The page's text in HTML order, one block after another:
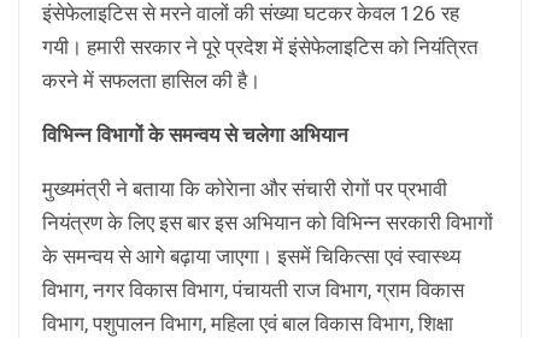
इंसेफेलाइटिस से मरने वालों की संख्या घटकर केवल 126 रह
गयी। हमारी सरकार ने पूरे प्रदेश में इंसेफेलाइटिस को नियंत्रित
करने में सफलता हासिल की है।
विभिन्न विभागों के समन्वय से चलेगा अभियान
मुख्यमंत्री ने बताया कि कोरेाना और संचारी रोगों पर प्रभावी
नियंत्रण के लिए इस बार इस अभियान को विभिन्न सरकारी विभागों
के समन्वय से आगे बढ़ाया जाएगा। इसमें चिकित्सा एवं स्वास्थ्य
विभाग, नगर विकास विभाग, पंचायती राज विभाग, ग्राम विकास
विभाग, पशुपालन विभाग, महिला एवं बाल विकास विभाग, शिक्षा